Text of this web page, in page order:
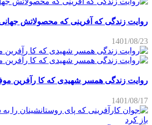
روایت زندگی که آفرینی که محصولاتش
1401/08/23
روایت زندگی همسر شهیدی که کا رآفرین
1401/08/17